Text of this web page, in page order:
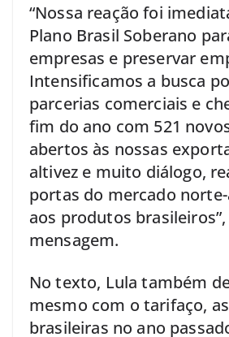
“Nossa reação foi
Plano Brasil Soberano
empresas e preservar
Intensificamos a busca
parcerias comerciais e
fim do ano com 521
abertos às nossas
altivez e muito diálogo,
portas do mercado
aos produtos
mensagem.
No texto, Lula também
mesmo com o tarifaço,
brasileiras no ano